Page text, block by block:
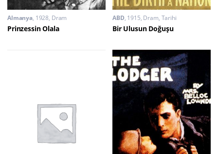
Almanya 1928 Dram
Prinzessin Olala
ABD 1915 Dram, Tarihi
Bir Ulusun Doğuşu